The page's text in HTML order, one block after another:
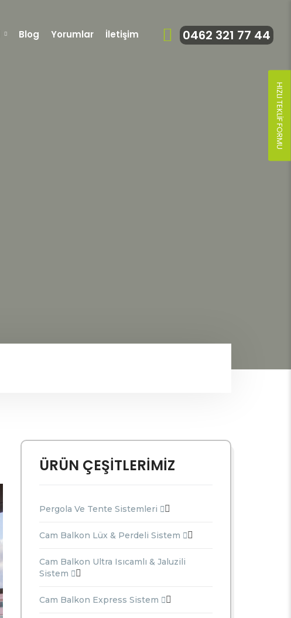
0462 321 77 44
Blog Yorumlar İletişim
ÜRÜN ÇEŞİTLERİMİZ
Pergola Ve Tente Sistemleri
Cam Balkon Lüx & Perdeli Sistem
Cam Balkon Ultra Isıcamlı & Jaluzili
Sistem
Cam Balkon Express Sistem
HIZLI TEKLIF FORMU